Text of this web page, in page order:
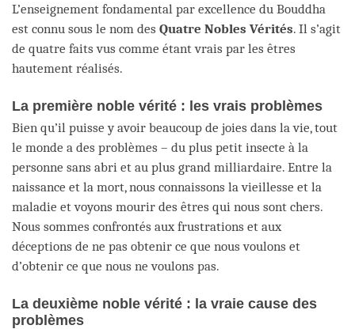
L’enseignement fondamental par excellence du Bouddha
est connu sous le nom des Quatre Nobles Vérités. Il s’agit
de quatre faits vus comme étant vrais par les êtres
hautement réalisés.
La première noble vérité : les vrais problèmes
Bien qu’il puisse y avoir beaucoup de joies dans la vie, tout
le monde a des problèmes – du plus petit insecte à la
personne sans abri et au plus grand milliardaire. Entre la
naissance et la mort, nous connaissons la vieillesse et la
maladie et voyons mourir des êtres qui nous sont chers.
Nous sommes confrontés aux frustrations et aux
déceptions de ne pas obtenir ce que nous voulons et
d’obtenir ce que nous ne voulons pas.
La deuxième noble vérité : la vraie cause des
problèmes